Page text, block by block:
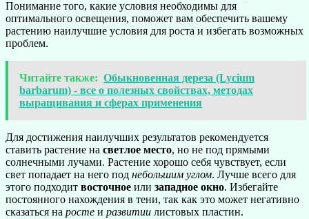
Понимание того, какие условия необходимы для
оптимального освещения, поможет вам обеспечить вашему
растению наилучшие условия для роста и избегать возможных
проблем.
Читайте также: Обыкновенная дереза (Lycium
barbarum) - все о полезных свойствах, методах
выращивания и сферах применения
Для достижения наилучших результатов рекомендуется
ставить растение на светлое место, но не под прямыми
солнечными лучами. Растение хорошо себя чувствует, если
свет попадает на него под небольшим углом. Лучше всего для
этого подходит восточное или западное окно. Избегайте
постоянного нахождения в тени, так как это может негативно
сказаться на росте и развитии листовых пластин.